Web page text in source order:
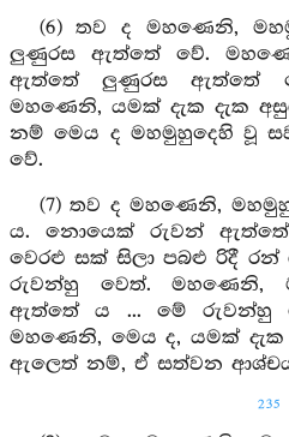
(6) තව ද මහණෙනි,
ලුණුරස ඇත්තේ වේ.
ඇත්තේ ලුණුරස ඇත්තේ
මහණෙනි, යමක් දැක දැක
නම් මෙය ද මහමුහුදෙහි වූ
වේ.
(7) තව ද මහණෙනි,
ය. නොයෙක් රුවන්
වෙරළු සක් සිලා පබළු රිදී
රුවන්හු වෙත්. මහණෙනි,
ඇත්තේ ය ... මේ රුවන්හු
මහණෙනි, මෙය ද, යමක් දැක
ඇලෙත් නම්, ඒ සත්වන
235